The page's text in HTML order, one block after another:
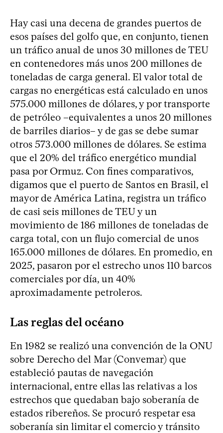
Hay casi una decena de grandes puertos de
esos países del golfo que, en conjunto, tienen
un tráfico anual de unos 30 millones de TEU
en contenedores más unos 200 millones de
toneladas de carga general. El valor total de
cargas no energéticas está calculado en unos
575.000 millones de dólares, y por transporte
de petróleo –equivalentes a unos 20 millones
de barriles diarios– y de gas se debe sumar
otros 573.000 millones de dólares. Se estima
que el 20% del tráfico energético mundial
pasa por Ormuz. Con fines comparativos,
digamos que el puerto de Santos en Brasil, el
mayor de América Latina, registra un tráfico
de casi seis millones de TEU y un
movimiento de 186 millones de toneladas de
carga total, con un flujo comercial de unos
165.000 millones de dólares. En promedio, en
2025, pasaron por el estrecho unos 110 barcos
comerciales por día, un 40%
aproximadamente petroleros.
Las reglas del océano
En 1982 se realizó una convención de la ONU
sobre Derecho del Mar (Convemar) que
estableció pautas de navegación
internacional, entre ellas las relativas a los
estrechos que quedaban bajo soberanía de
estados ribereños. Se procuró respetar esa
soberanía sin limitar el comercio y tránsito